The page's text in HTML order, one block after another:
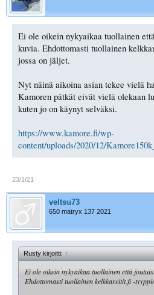
Ei ole oikein nykyaikaa tuollainen
kuvia. Ehdottomasti tuollainen
jossa on jäljet.
Nyt näinä aikoina asian tekee vielä
Kamoren pätkät eivät vielä olekaan
kuten jo on käynyt selväksi.
https://www.kamore.fi/wp-
content/uploads/2020/12/
23/1/21
veltsu73
650 matryx 137 2021
Rusty kirjoitti:↑
Ei ole oikein nykyaikaa tuollainen että
Ehdottomasti tuollainen kelkkareitit.fi -